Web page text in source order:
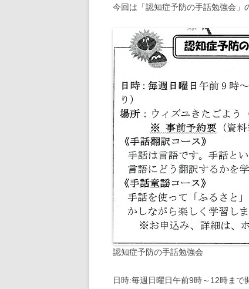
今回は「認知症予防の手話勉強会」
認知症予防の手話勉強会
日時:毎週日曜日午前9時～12時まで